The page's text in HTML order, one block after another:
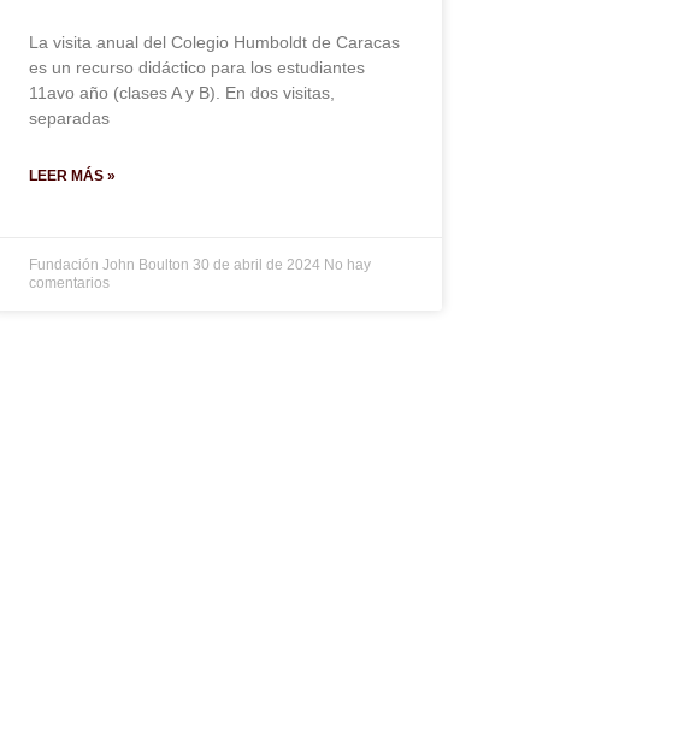
La visita anual del Colegio Humboldt de Caracas
es un recurso didáctico para los estudiantes
11avo año (clases A y B). En dos visitas,
separadas
LEER MÁS »
Fundación John Boulton 30 de abril de 2024 No hay
comentarios